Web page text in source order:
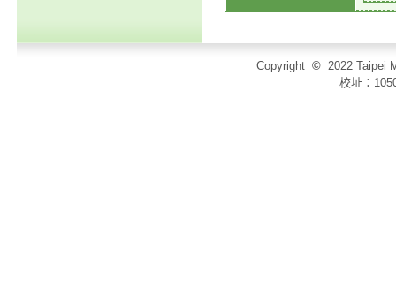
Copyright © 2022 Taipei
校址：